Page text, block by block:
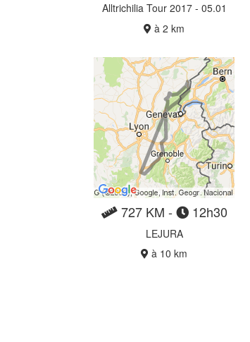
Alltrichilia Tour 2017 - 05.01
à 2 km
727 KM - 12h30
LEJURA
à 10 km